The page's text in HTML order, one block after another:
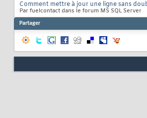
Comment mettre à jour une ligne sans
Par fuelcontact dans le forum MS SQL Server
Partager